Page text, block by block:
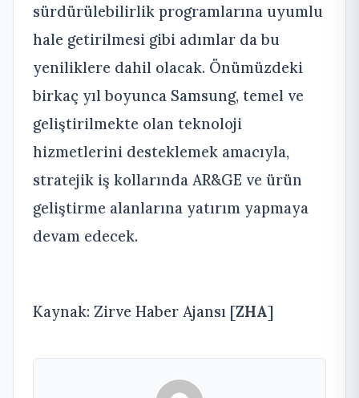
sürdürülebilirlik programlarına uyumlu
hale getirilmesi gibi adımlar da bu
yeniliklere dahil olacak. Önümüzdeki
birkaç yıl boyunca Samsung, temel ve
geliştirilmekte olan teknoloji
hizmetlerini desteklemek amacıyla,
stratejik iş kollarında AR&GE ve ürün
geliştirme alanlarına yatırım yapmaya
devam edecek.
Kaynak: Zirve Haber Ajansı [ZHA]